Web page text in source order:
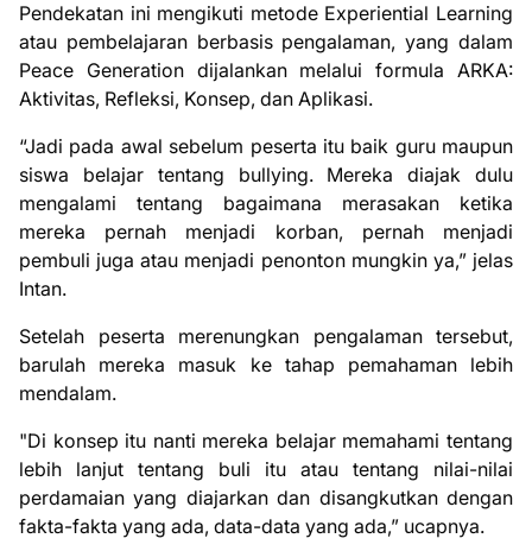
Pendekatan ini mengikuti metode Experiential Learning
atau pembelajaran berbasis pengalaman, yang dalam
Peace Generation dijalankan melalui formula ARKA:
Aktivitas, Refleksi, Konsep, dan Aplikasi.
“Jadi pada awal sebelum peserta itu baik guru maupun
siswa belajar tentang bullying. Mereka diajak dulu
mengalami tentang bagaimana merasakan ketika
mereka pernah menjadi korban, pernah menjadi
pembuli juga atau menjadi penonton mungkin ya,” jelas
Intan.
Setelah peserta merenungkan pengalaman tersebut,
barulah mereka masuk ke tahap pemahaman lebih
mendalam.
"Di konsep itu nanti mereka belajar memahami tentang
lebih lanjut tentang buli itu atau tentang nilai-nilai
perdamaian yang diajarkan dan disangkutkan dengan
fakta-fakta yang ada, data-data yang ada,” ucapnya.